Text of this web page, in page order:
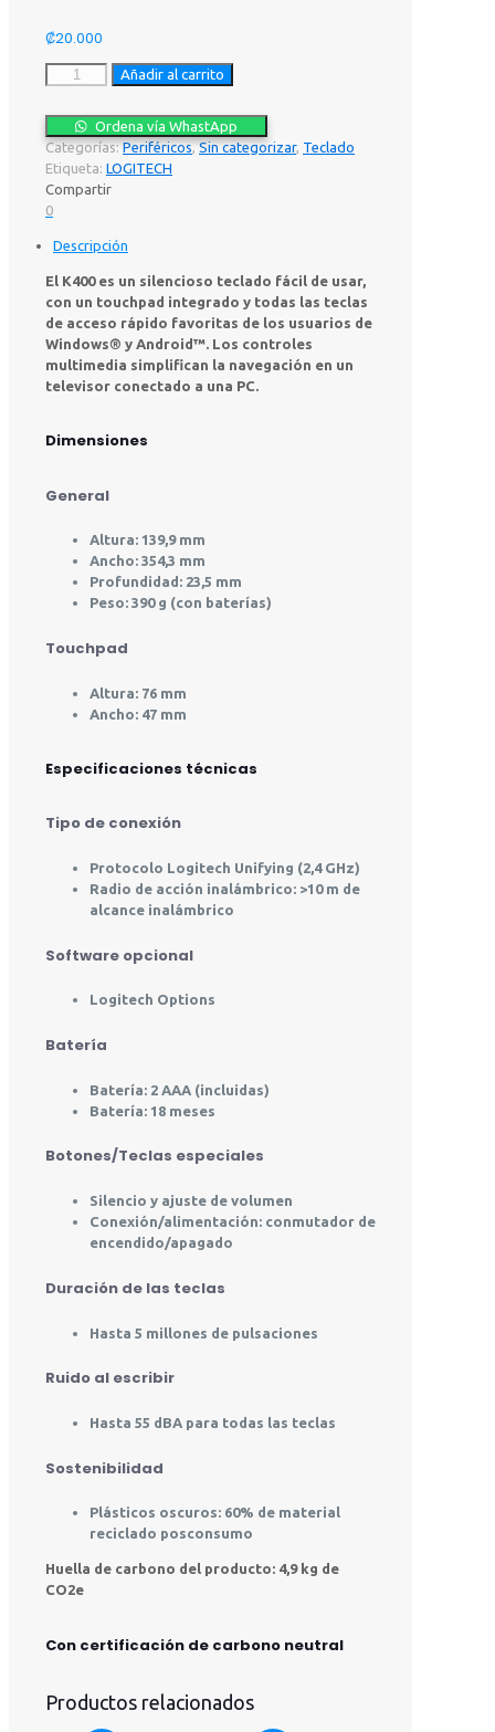
₡20.000
TECLADO
INALAMBRICO
TOUCH
USB
BLACK
SPANISH
K400
920-
cantidad
Añadir al carrito
Ordena vía WhastApp
Categorías:Periféricos,Sin categorizar, Teclado
Etiqueta: LOGITECH
Compartir
0
Descripción
El K400 es un silencioso teclado fácil de usar,
con un touchpad integrado y todas las teclas
de acceso rápido favoritas de los usuarios de
Windows® y Android™. Los controles
multimedia simplifican la navegación en un
televisor conectado a una PC.
Dimensiones
General
Altura: 139,9 mm
Ancho: 354,3 mm
Profundidad: 23,5 mm
Peso: 390 g (con baterías)
Touchpad
Altura: 76 mm
Ancho: 47 mm
Especificaciones técnicas
Tipo de conexión
Protocolo Logitech Unifying (2,4 GHz)
Radio de acción inalámbrico: >10 m de
alcance inalámbrico
Software opcional
Logitech Options
Batería
Batería: 2 AAA (incluidas)
Batería: 18 meses
Botones/Teclas especiales
Silencio y ajuste de volumen
Conexión/alimentación: conmutador de
encendido/apagado
Duración de las teclas
Hasta 5 millones de pulsaciones
Ruido al escribir
Hasta 55 dBA para todas las teclas
Sostenibilidad
Plásticos oscuros: 60% de material
reciclado posconsumo
Huella de carbono del producto: 4,9 kg de
CO2e
Con certificación de carbono neutral
Productos relacionados